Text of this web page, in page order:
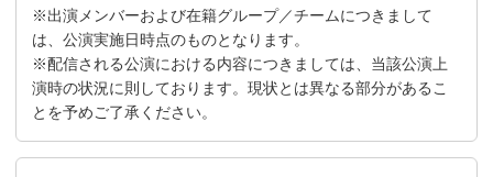
※出演メンバーおよび在籍グループ／チームにつきまして
は、公演実施日時点のものとなります。
※配信される公演における内容につきましては、当該公演上
演時の状況に則しております。現状とは異なる部分があるこ
とを予めご了承ください。